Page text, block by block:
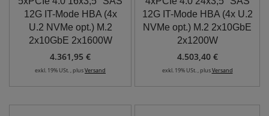
12G IT-Mode HBA (4x
U.2 NVMe opt.) M.2
2x10GbE 2x1600W
4.361,95 €
exkl. 19% USt. , plusVersand
12G IT-Mode HBA (4x U.2
NVMe opt.) M.2 2x10GbE
2x1200W
4.503,40 €
exkl. 19% USt. , plusVersand